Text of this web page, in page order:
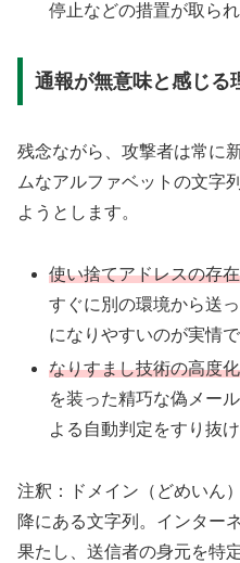
停止などの措置が取ら
通報が無意味と感じる
残念ながら、攻撃者は常に
ムなアルファベットの文字
ようとします。
使い捨てアドレスの存在
すぐに別の環境から送
になりやすいのが実情で
なりすまし技術の高度化
を装った精巧な偽メー
よる自動判定をすり抜
注釈：ドメイン（どめいん
降にある文字列。インター
果たし、送信者の身元を特